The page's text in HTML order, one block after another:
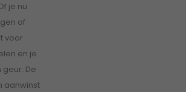
je nu
of
voor
en je
De
aanwinst